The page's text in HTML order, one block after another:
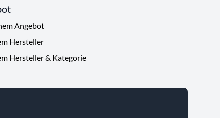
Angebot
Hersteller
Hersteller & Kategorie